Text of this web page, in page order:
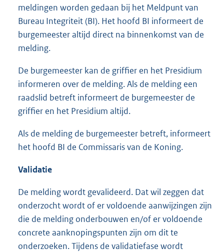
meldingen worden gedaan bij het Meldpunt van
Bureau Integriteit (BI). Het hoofd BI informeert de
burgemeester altijd direct na binnenkomst van de
melding.
De burgemeester kan de griffier en het Presidium
informeren over de melding. Als de melding een
raadslid betreft informeert de burgemeester de
griffier en het Presidium altijd.
Als de melding de burgemeester betreft, informeert
het hoofd BI de Commissaris van de Koning.
Validatie
De melding wordt gevalideerd. Dat wil zeggen dat
onderzocht wordt of er voldoende aanwijzingen zijn
die de melding onderbouwen en/of er voldoende
concrete aanknopingspunten zijn om dit te
onderzoeken. Tijdens de validatiefase wordt